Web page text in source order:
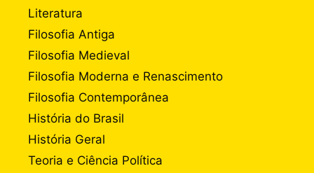
Literatura
Filosofia Antiga
Filosofia Medieval
Filosofia Moderna e Renascimento
Filosofia Contemporânea
História do Brasil
História Geral
Teoria e Ciência Política